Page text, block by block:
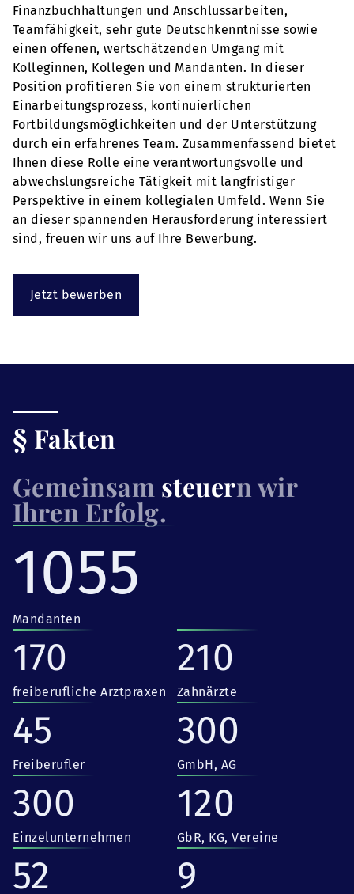
Finanzbuchhaltungen und Anschlussarbeiten,
Teamfähigkeit, sehr gute Deutschkenntnisse sowie
einen offenen, wertschätzenden Umgang mit
Kolleginnen, Kollegen und Mandanten. In dieser
Position profitieren Sie von einem strukturierten
Einarbeitungsprozess, kontinuierlichen
Fortbildungsmöglichkeiten und der Unterstützung
durch ein erfahrenes Team. Zusammenfassend bietet
Ihnen diese Rolle eine verantwortungsvolle und
abwechslungsreiche Tätigkeit mit langfristiger
Perspektive in einem kollegialen Umfeld. Wenn Sie
an dieser spannenden Herausforderung interessiert
sind, freuen wir uns auf Ihre Bewerbung.
Jetzt bewerben
§ Fakten
Gemeinsam steuern wir
Ihren Erfolg.
1055
Mandanten
170
freiberufliche Arztpraxen
210
Zahnärzte
45
Freiberufler
300
GmbH, AG
300
Einzelunternehmen
120
GbR, KG, Vereine
52 9